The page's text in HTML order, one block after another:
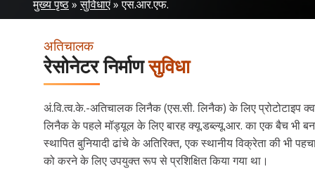
Breadcrumb
मुख्य पृष्ठ सुविधाएं एस.आर.एफ.
अतिचालक
रेसोनेटर निर्माणसुविधा
अं.वि.त्व.के.-अतिचालक लिनैक (एस.सी. लिनैक) के लिए प्रोटोटाइप
लिनैक के पहले मॉड्यूल के लिए बारह क्यू.डब्ल्यू.आर. का एक बैच भी
स्थापित बुनियादी ढांचे के अतिरिक्त, एक स्थानीय विक्रेता की भी
को करने के लिए उपयुक्त रूप से प्रशिक्षित किया गया था।